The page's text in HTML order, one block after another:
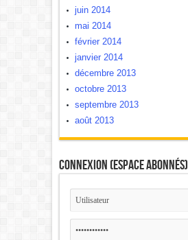
juin 2014
mai 2014
février 2014
janvier 2014
décembre 2013
octobre 2013
septembre 2013
août 2013
Connexion (Espace Abonnés)